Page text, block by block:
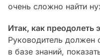
очень сложно найти
Итак, как преодолеть
Руководитель должен
в базе знаний,